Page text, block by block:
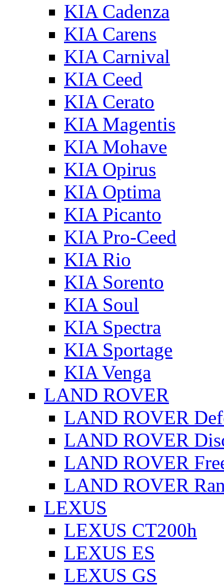
KIA Cadenza
KIA Carens
KIA Carnival
KIA Ceed
KIA Cerato
KIA Magentis
KIA Mohave
KIA Opirus
KIA Optima
KIA Picanto
KIA Pro-Ceed
KIA Rio
KIA Sorento
KIA Soul
KIA Spectra
KIA Sportage
KIA Venga
LAND ROVER
LAND ROVER
LAND ROVER
LAND ROVER
LAND ROVER
LEXUS
LEXUS CT200h
LEXUS ES
LEXUS GS